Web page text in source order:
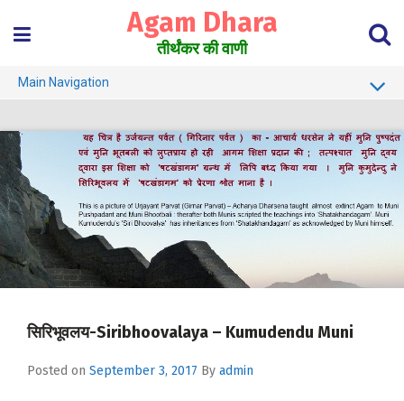
content
Agam Dhara
तीर्थंकर की वाणी
Main Navigation
Must Read
Jain Darshan Dictionary
सिरिभूवलय-Siribhoovalaya – Kumudendu Muni
Posted on September 3, 2017 By admin